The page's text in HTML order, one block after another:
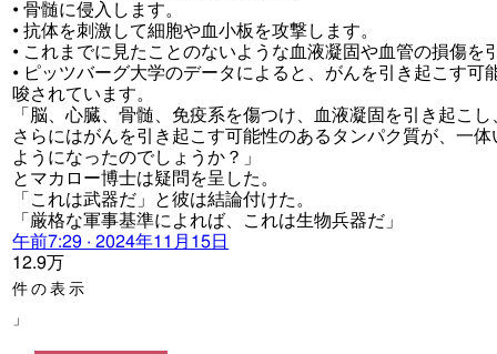
• 骨髄に侵入します。
• 抗体を刺激して細胞や血小板を攻撃します。
• これまでに見たことのないような血液凝固や血管の損傷を
• ピッツバーグ大学のデータによると、がんを引き起こす可
唆されています。
「脳、心臓、骨髄、免疫系を傷つけ、血液凝固を引き起こし
さらにはがんを引き起こす可能性のあるタンパク質が、一
ようになったのでしょうか？」
とマカロー博士は疑問を呈した。
「これは武器だ」と彼は結論付けた。
「厳格な軍事基準によれば、これは生物兵器だ」
午前7:29 · 2024年11月15日
12.9万
件の表示
」